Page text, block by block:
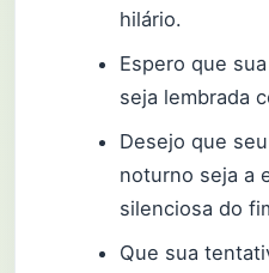
hilário.
Espero que
seja lembrada
Desejo que
noturno seja a
silenciosa do
Que sua